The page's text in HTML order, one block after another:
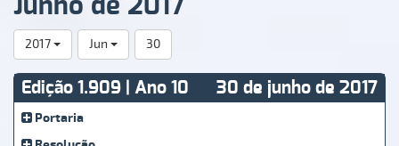
2017 Jun 30
Edição 1.909 | Ano 10 30 de junho de 2017
Portaria